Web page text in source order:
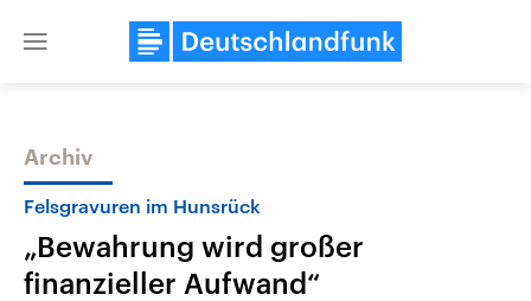
Close
Themen
Archiv
Felsgravuren im Hunsrück
„Bewahrung wird großer
finanzieller Aufwand“